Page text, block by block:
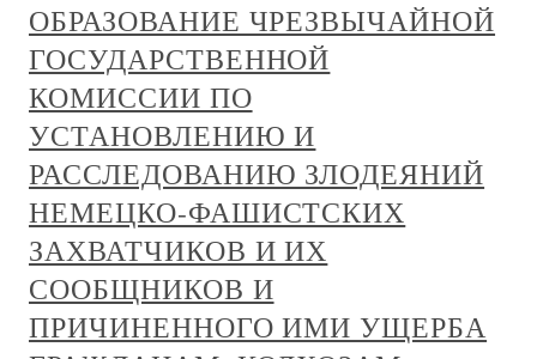
ОБРАЗОВАНИЕ ЧРЕЗВЫЧАЙНОЙ
ГОСУДАРСТВЕННОЙ
КОМИССИИ ПО
УСТАНОВЛЕНИЮ И
РАССЛЕДОВАНИЮ ЗЛОДЕЯНИЙ
НЕМЕЦКО-ФАШИСТСКИХ
ЗАХВАТЧИКОВ И ИХ
СООБЩНИКОВ И
ПРИЧИНЕННОГО ИМИ УЩЕРБА